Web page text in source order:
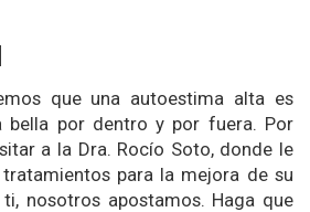
que una autoestima alta es
bella por dentro y por fuera. Por
a la Dra. Rocío Soto, donde le
para la mejora de su
nosotros apostamos. Haga que